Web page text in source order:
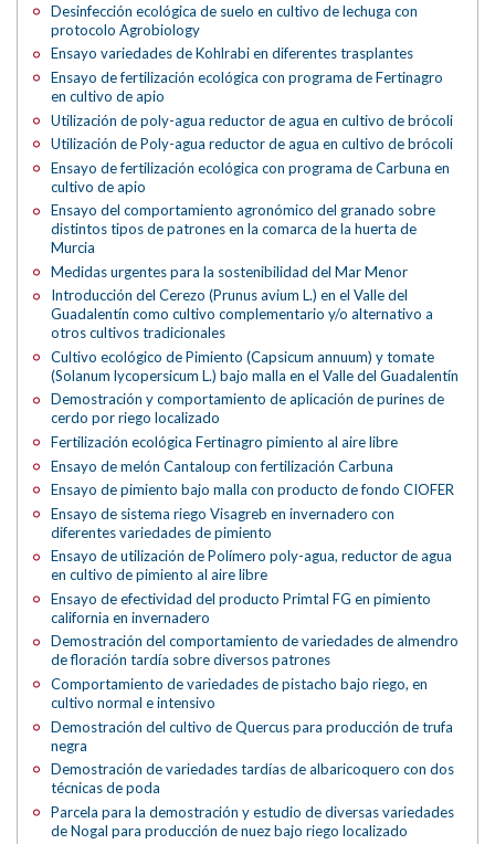
Desinfección ecológica de suelo en cultivo de lechuga con
protocolo Agrobiology
Ensayo variedades de Kohlrabi en diferentes trasplantes
Ensayo de fertilización ecológica con programa de Fertinagro
en cultivo de apio
Utilización de poly-agua reductor de agua en cultivo de brócoli
Utilización de Poly-agua reductor de agua en cultivo de brócoli
Ensayo de fertilización ecológica con programa de Carbuna en
cultivo de apio
Ensayo del comportamiento agronómico del granado sobre
distintos tipos de patrones en la comarca de la huerta de
Murcia
Medidas urgentes para la sostenibilidad del Mar Menor
Introducción del Cerezo (Prunus avium L.) en el Valle del
Guadalentín como cultivo complementario y/o alternativo a
otros cultivos tradicionales
Cultivo ecológico de Pimiento (Capsicum annuum) y tomate
(Solanum lycopersicum L.) bajo malla en el Valle del Guadalentín
Demostración y comportamiento de aplicación de purines de
cerdo por riego localizado
Fertilización ecológica Fertinagro pimiento al aire libre
Ensayo de melón Cantaloup con fertilización Carbuna
Ensayo de pimiento bajo malla con producto de fondo CIOFER
Ensayo de sistema riego Visagreb en invernadero con
diferentes variedades de pimiento
Ensayo de utilización de Polímero poly-agua, reductor de agua
en cultivo de pimiento al aire libre
Ensayo de efectividad del producto Primtal FG en pimiento
california en invernadero
Demostración del comportamiento de variedades de almendro
de floración tardía sobre diversos patrones
Comportamiento de variedades de pistacho bajo riego, en
cultivo normal e intensivo
Demostración del cultivo de Quercus para producción de trufa
negra
Demostración de variedades tardías de albaricoquero con dos
técnicas de poda
Parcela para la demostración y estudio de diversas variedades
de Nogal para producción de nuez bajo riego localizado